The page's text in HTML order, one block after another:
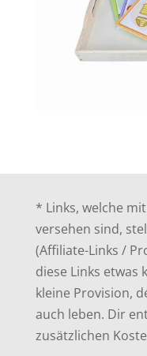
* Links, welche
versehen sind,
(Affiliate-Links /
diese Links etwas
kleine Provision,
auch leben. Dir
zusätzlichen